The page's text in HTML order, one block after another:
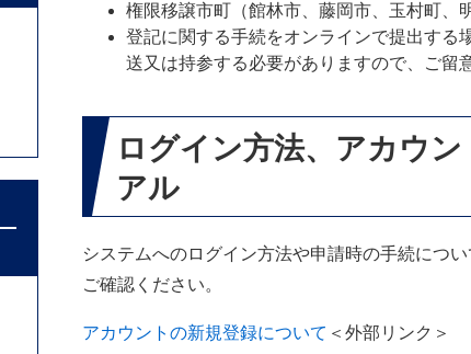
権限移譲市町（館林市、藤岡市、玉村町、
登記に関する手続をオンラインで提出する
送又は持参する必要がありますので、ご留
ログイン方法、アカウ
アル
システムへのログイン方法や申請時の手続につ
ご確認ください。
アカウントの新規登録について ＜外部リンク＞